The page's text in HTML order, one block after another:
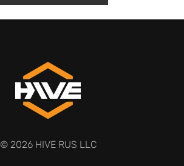
© 2026 HIVE RUS LLC